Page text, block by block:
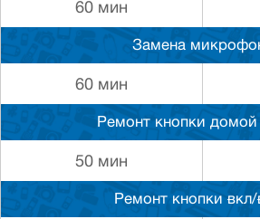
60 мин
Замена
60 мин
Ремонт кнопки домой
50 мин
Ремонт кнопки